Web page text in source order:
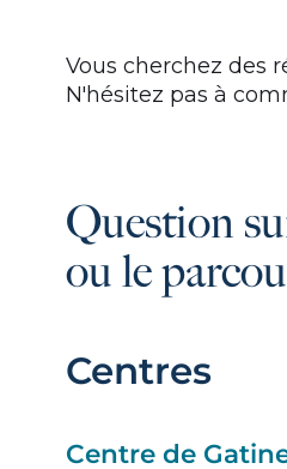
Vous cherchez des
N'hésitez pas à
Question
ou le
Centres
Centre de